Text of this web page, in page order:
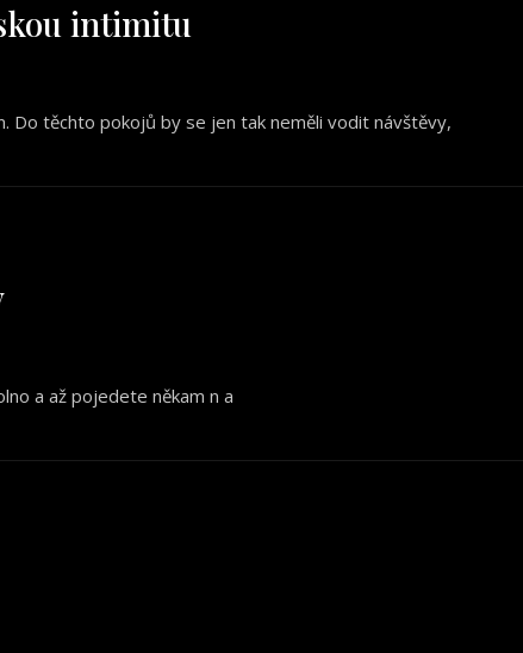
intimitu
Do těchto pokojů by se jen tak neměli vodit návštěvy,
a až pojedete někam n a